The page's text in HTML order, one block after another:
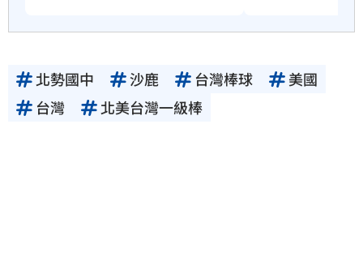
北勢國中 沙鹿 台灣棒球
美國
台灣
北美台灣一級棒